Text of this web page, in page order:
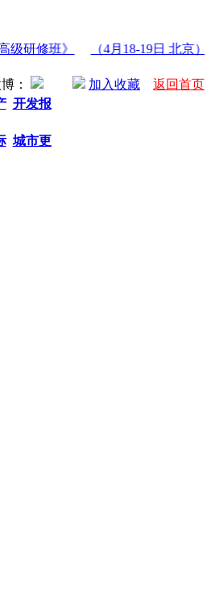
研修班》
（4月18-19日 北京）
： 加入收藏 返回首页
开发报
城市更